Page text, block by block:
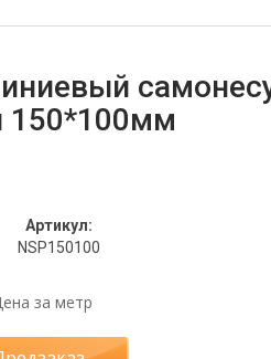
150*100мм
Артикул:
NSP150100
за метр